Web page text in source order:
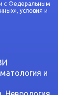
с Федеральным
условия и
и